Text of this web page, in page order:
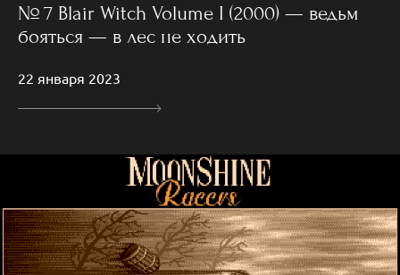
№ 7 Blair Witch Volume I (2000) — ведьм
бояться — в лес не ходить
22 января 2023